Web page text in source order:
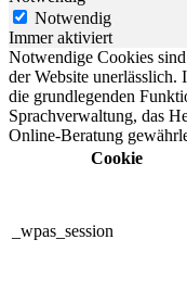
Notwendig
Immer aktiviert
Notwendige Cookies
der Website
die grundlegenden
Sprachverwaltung, das
Online-Beratung
Cookie
_wpas_session